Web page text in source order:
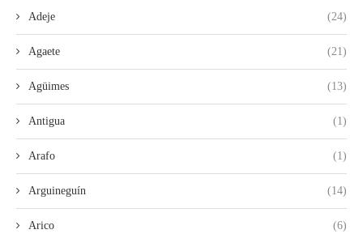
Adeje (24)
Agaete (21)
Agüimes (13)
Antigua (1)
Arafo (1)
Arguineguín (14)
Arico (6)